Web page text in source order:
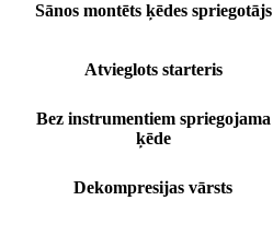
Sānos montēts ķēdes spriegotājs
Atvieglots starteris
Bez instrumentiem spriegojama
ķēde
Dekompresijas vārsts